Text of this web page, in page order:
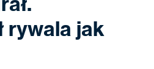
rywala jak